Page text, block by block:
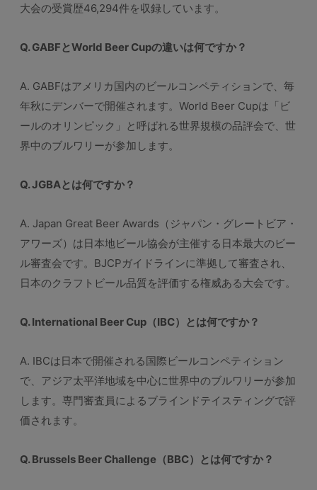
大会の受賞歴46,294件を収録しています。
Q. GABFとWorld Beer Cupの違いは何ですか？
A. GABFはアメリカ国内のビールコンペティションで、毎
年秋にデンバーで開催されます。World Beer Cupは「ビ
ールのオリンピック」と呼ばれる世界規模の品評会で、世
界中のブルワリーが参加します。
Q. JGBAとは何ですか？
A. Japan Great Beer Awards（ジャパン・グレートビア・
アワーズ）は日本地ビール協会が主催する日本最大のビー
ル審査会です。BJCPガイドラインに準拠して審査され、
日本のクラフトビール品質を評価する権威ある大会です。
Q. International Beer Cup（IBC）とは何ですか？
A. IBCは日本で開催される国際ビールコンペティション
で、アジア太平洋地域を中心に世界中のブルワリーが参加
します。専門審査員によるブラインドテイスティングで評
価されます。
Q. Brussels Beer Challenge（BBC）とは何ですか？